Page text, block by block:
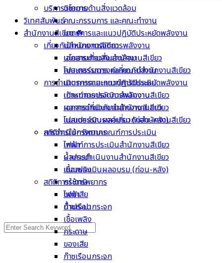
บริการวิชาการ
วิเทศสัมพันธ์
สำนักงานสีเขียว ☘️
เกี่ยวกับสำนักงานสีเขียว
นโยบายด้านสิ่งแวดล้อม
คณะกรรมการ และคณะทำงาน
มาตรการและแนวปฏิบัติประหยัดพลังงาน
เป้าหมายการจัดการพลังงาน
เอกสารเกี่ยวกับสำนักงานสีเขียว
โปสเตอร์รณรงค์เกี่ยวกับสำนักงานสีเขียว
การดำเนินการตามเกณฑ์การประเมิน
เกณฑ์การประเมินสำนักงานสีเขียว
ผลการดำเนินงานสำนักงานสีเขียว
แบบประเมินผลอบรม (ก่อน-หลัง)
สถิติการใช้ทรัพยากร
ไฟฟ้า
น้ำประปา
เชื้อเพลิง
กระดาษ
ของเสีย
ก๊าซเรือนกระจก
นโยบายด้านสิ่งแวดล้อม
คณะกรรมการ และคณะทำงาน
มาตรการและแนวปฏิบัติประหยัดพลังงาน
เป้าหมายการจัดการพลังงาน
เอกสารเกี่ยวกับสำนักงานสีเขียว
โปสเตอร์รณรงค์เกี่ยวกับสำนักงานสีเขียว
การดำเนินการตามเกณฑ์การประเมิน
เกณฑ์การประเมินสำนักงานสีเขียว
ผลการดำเนินงานสำนักงานสีเขียว
แบบประเมินผลอบรม (ก่อน-หลัง)
สถิติการใช้ทรัพยากร
ไฟฟ้า
น้ำประปา
เชื้อเพลิง
กระดาษ
ของเสีย
ก๊าซเรือนกระจก
Search